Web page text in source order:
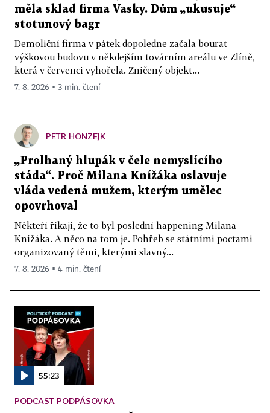
měla sklad firma Vasky. Dům „ukusuje“
stotunový bagr
Demoliční firma v pátek dopoledne začala bourat
výškovou budovu v někdejším továrním areálu ve Zlíně,
která v červenci vyhořela. Zničený objekt...
7. 8. 2026 ▪ 3 min. čtení
PETR HONZEJK
„Prolhaný hlupák v čele nemyslícího
stáda“. Proč Milana Knížáka oslavuje
vláda vedená mužem, kterým umělec
opovrhoval
Někteří říkají, že to byl poslední happening Milana
Knížáka. A něco na tom je. Pohřeb se státními poctami
organizovaný těmi, kterými slavný...
7. 8. 2026 ▪ 4 min. čtení
55:23
PODCAST PODPÁSOVKA